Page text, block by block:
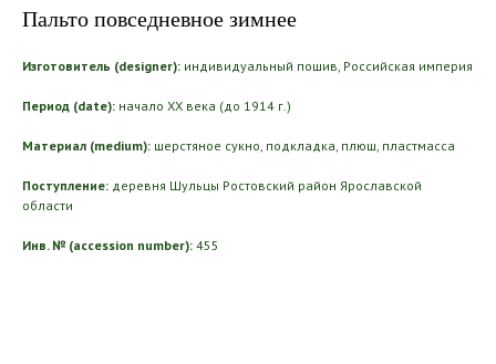
Пальто повседневное зимнее
Изготовитель (designer): индивидуальный пошив, Российская империя
Период (date): начало ХХ века (до 1914 г.)
Материал (medium): шерстяное сукно, подкладка, плюш, пластмасса
Поступление: деревня Шульцы Ростовский район Ярославской
области
Инв. № (accession number): 455